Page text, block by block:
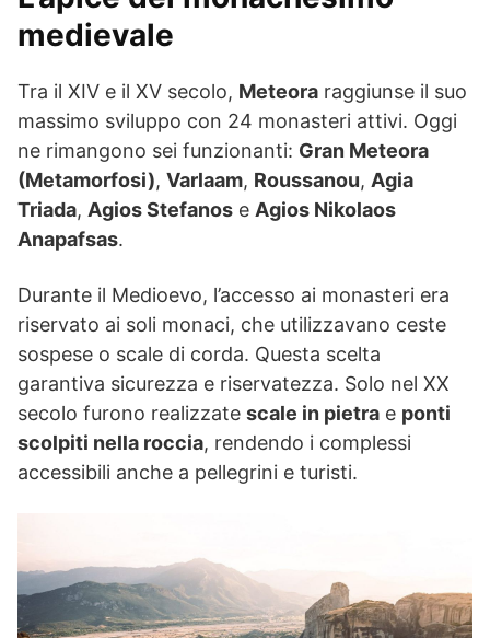
medievale
Tra il XIV e il XV secolo, Meteora raggiunse il suo
massimo sviluppo con 24 monasteri attivi. Oggi
ne rimangono sei funzionanti: Gran Meteora
(Metamorfosi), Varlaam, Roussanou, Agia
Triada, Agios Stefanos e Agios Nikolaos
Anapafsas.
Durante il Medioevo, l’accesso ai monasteri era
riservato ai soli monaci, che utilizzavano ceste
sospese o scale di corda. Questa scelta
garantiva sicurezza e riservatezza. Solo nel XX
secolo furono realizzate scale in pietra e ponti
scolpiti nella roccia, rendendo i complessi
accessibili anche a pellegrini e turisti.